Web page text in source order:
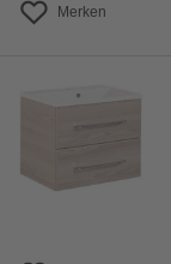
Merken